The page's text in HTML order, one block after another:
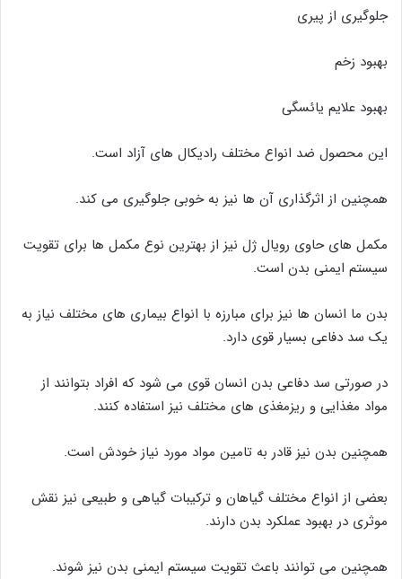
جلوگیری از پیری
بهبود زخم
بهبود علایم یائسگی
این محصول ضد انواع مختلف رادیکال‌ های آزاد است.
همچنین از اثرگذاری آن‌ ها نیز به خوبی جلوگیری می کند.
مکمل‌ های حاوی رویال ژل نیز از بهترین نوع مکمل‌ ها برای تقویت
سیستم ایمنی بدن است.
بدن ما انسان ها نیز برای مبارزه با انواع بیماری های مختلف نیاز به
یک سد دفاعی بسیار قوی دارد.
در صورتی سد دفاعی بدن انسان قوی می شود که افراد بتوانند از
مواد مغذایی و ریزمغذی های مختلف نیز استفاده کنند.
همچنین بدن نیز قادر به تامین مواد مورد نیاز خودش است.
بعضی از انواع مختلف گیاهان و ترکیبات گیاهی و طبیعی نیز نقش
موثری در بهبود عملکرد بدن دارند.
همچنین می توانند باعث تقویت سیستم ایمنی بدن نیز شوند.